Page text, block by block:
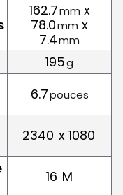
162.7mm x
78.0mm x
7.4mm
195g
6.7pouces
2340 x 1080
16 M